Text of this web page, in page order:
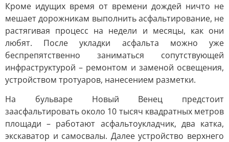
Кроме идущих время от времени дождей ничто не
мешает дорожникам выполнить асфальтирование, не
растягивая процесс на недели и месяцы, как они
любят. После укладки асфальта можно уже
беспрепятственно заниматься сопутствующей
инфраструктурой – ремонтом и заменой освещения,
устройством тротуаров, нанесением разметки.
На бульваре Новый Венец предстоит
заасфальтировать около 10 тысяч квадратных метров
площади – работают асфальтоукладчик, два катка,
экскаватор и самосвалы. Далее устройство верхнего